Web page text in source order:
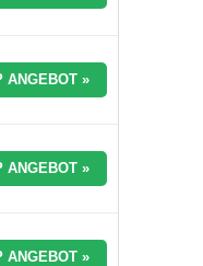
ANGEBOT »
ANGEBOT »
ANGEBOT »